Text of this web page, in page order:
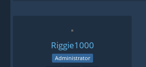
Riggie1000
Administrator